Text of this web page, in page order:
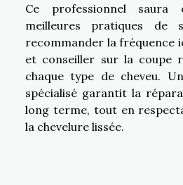
Ce professionnel
meilleures pratiques de
recommander la fréquence
et conseiller sur la coupe
chaque type de cheveu.
spécialisé garantit la
long terme, tout en
la chevelure lissée.